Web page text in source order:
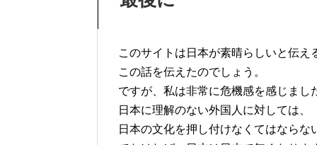
このサイトは日本が素晴らしいと伝え
この話を伝えたのでしょう。
ですが、私は非常に危機感を感じまし
日本に理解のない外国人に対しては、
日本の文化を押し付けなくてはならな